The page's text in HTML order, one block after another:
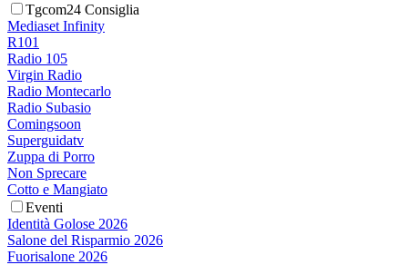
Tgcom24 Consiglia
Mediaset Infinity
R101
Radio 105
Virgin Radio
Radio Montecarlo
Radio Subasio
Comingsoon
Superguidatv
Zuppa di Porro
Non Sprecare
Cotto e Mangiato
Eventi
Identità Golose 2026
Salone del Risparmio 2026
Fuorisalone 2026